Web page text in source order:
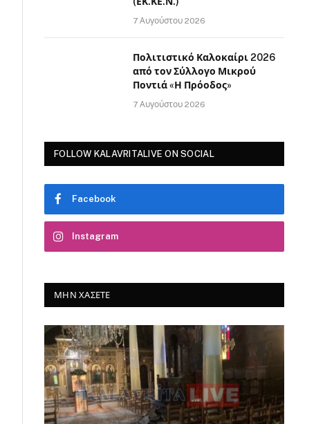
7 Αυγούστου 2026
Πολιτιστικό Καλοκαίρι 2026
από τον Σύλλογο Μικρού
Ποντιά «Η Πρόοδος»
7 Αυγούστου 2026
FOLLOW KALAVRITALIVE ON SOCIAL
Facebook
Instagram
ΜΗΝ ΧΆΣΕΤΕ